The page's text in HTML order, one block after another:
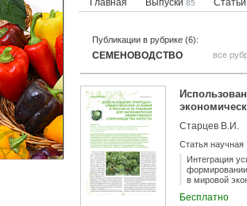
Главная Выпуски 85
Публикации в рубрике (6):
СЕМЕНОВОДСТВО все
Старцев В.И.
Статья научная
Интеграция
в мировой
Бесплатно